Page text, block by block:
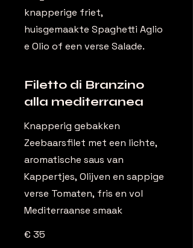
knapperige friet,
huisgemaakte Spaghetti Aglio
e Olio of een verse Salade.
Filetto di Branzino
alla mediterranea
Knapperig gebakken
Zeebaarsfilet met een lichte,
aromatische saus van
Kappertjes, Olijven en sappige
verse Tomaten, fris en vol
Mediterraanse smaak
€ 35